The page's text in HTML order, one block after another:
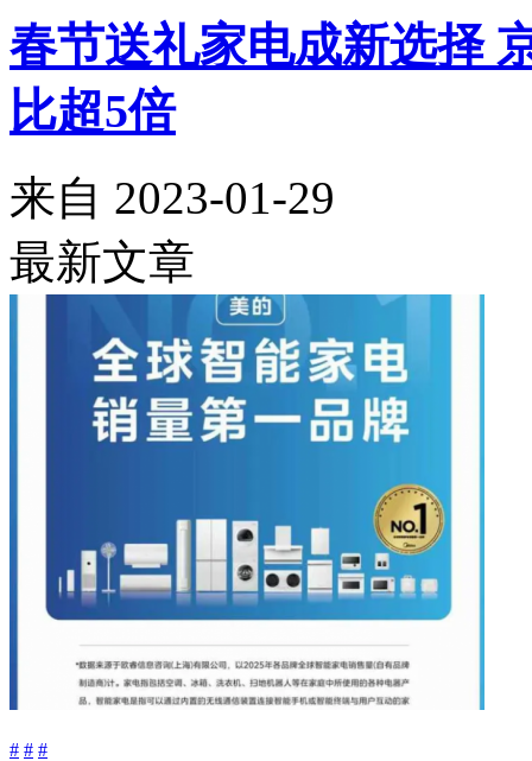
春节送礼家电成新选择
比超5倍
来自 2023-01-29
最新文章
# # #